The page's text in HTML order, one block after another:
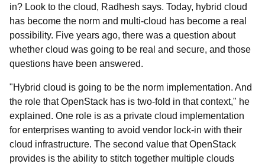
in? Look to the cloud, Radhesh says. Today, hybrid cloud
has become the norm and multi-cloud has become a real
possibility. Five years ago, there was a question about
whether cloud was going to be real and secure, and those
questions have been answered.
"Hybrid cloud is going to be the norm implementation. And
the role that OpenStack has is two-fold in that context," he
explained. One role is as a private cloud implementation
for enterprises wanting to avoid vendor lock-in with their
cloud infrastructure. The second value that OpenStack
provides is the ability to stitch together multiple clouds